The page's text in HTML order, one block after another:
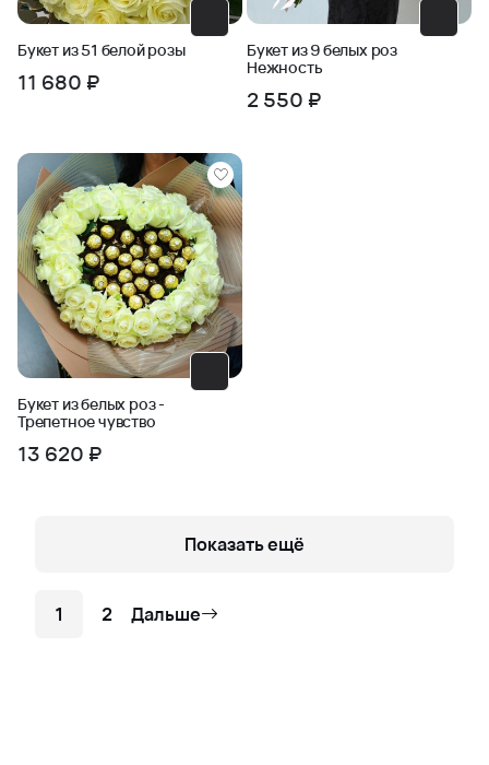
Букет из 51 белой розы
11 680 ₽
Букет из 9 белых роз
Нежность
2 550 ₽
Букет из белых роз -
Трепетное чувство
13 620 ₽
Показать ещё
1 2 Дальше